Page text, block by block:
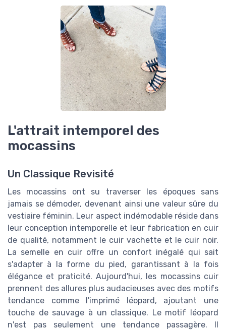
L'attrait intemporel des
mocassins
Un Classique Revisité
Les mocassins ont su traverser les époques sans
jamais se démoder, devenant ainsi une valeur sûre du
vestiaire féminin. Leur aspect indémodable réside dans
leur conception intemporelle et leur fabrication en cuir
de qualité, notamment le cuir vachette et le cuir noir.
La semelle en cuir offre un confort inégalé qui sait
s'adapter à la forme du pied, garantissant à la fois
élégance et praticité. Aujourd'hui, les mocassins cuir
prennent des allures plus audacieuses avec des motifs
tendance comme l'imprimé léopard, ajoutant une
touche de sauvage à un classique. Le motif léopard
n'est pas seulement une tendance passagère. Il